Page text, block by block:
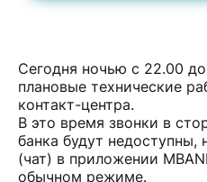
Сегодня ночью с 22.00
плановые технические
контакт-центра.
В это время звонки в
банка будут
(чат) в приложении
обычном режиме.